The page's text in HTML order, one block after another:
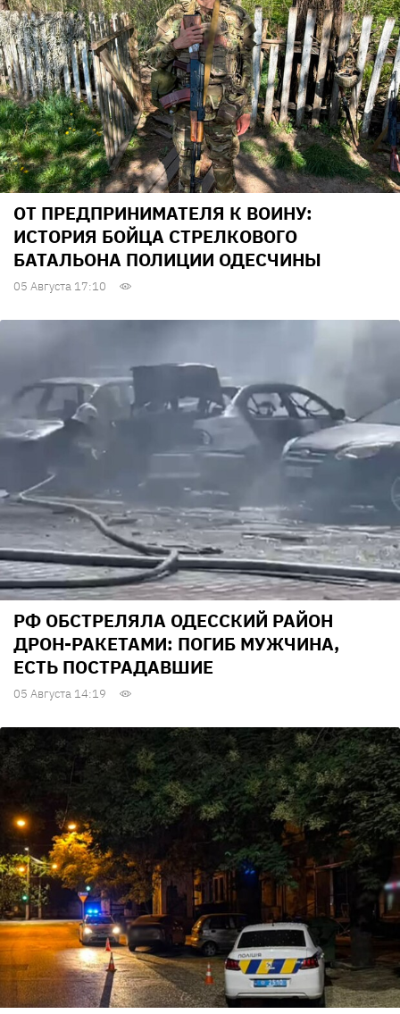
ОТ ПРЕДПРИНИМАТЕЛЯ К ВОИНУ:
ИСТОРИЯ БОЙЦА СТРЕЛКОВОГО
БАТАЛЬОНА ПОЛИЦИИ ОДЕСЧИНЫ
05 Августа 17:10
РФ ОБСТРЕЛЯЛА ОДЕССКИЙ РАЙОН
ДРОН-РАКЕТАМИ: ПОГИБ МУЖЧИНА,
ЕСТЬ ПОСТРАДАВШИЕ
05 Августа 14:19